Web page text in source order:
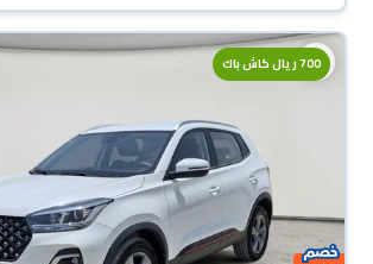
700 ريال كاش باك